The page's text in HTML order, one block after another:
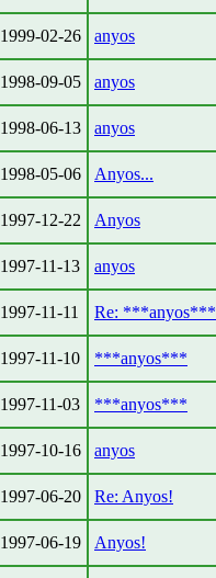
1999-02-26 anyos
1998-09-05 anyos
1998-06-13 anyos
1998-05-06 Anyos...
1997-12-22 Anyos
1997-11-13 anyos
1997-11-11 Re: ***anyos***
1997-11-10 ***anyos***
1997-11-03 ***anyos***
1997-10-16 anyos
1997-06-20 Re: Anyos!
1997-06-19 Anyos!